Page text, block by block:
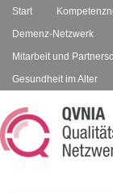
Start
Demenz-Netzwerk
Mitarbeit und
Gesundheit im Alter